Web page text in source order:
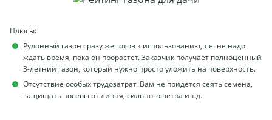
Плюсы:
Рулонный газон сразу же готов к использованию, т.е. не надо
ждать время, пока он прорастет. Заказчик получает полноценный
3-летний газон, который нужно просто уложить на поверхность.
Отсутствие особых трудозатрат. Вам не придется сеять семена,
защищать посевы от ливня, сильного ветра и т.д.